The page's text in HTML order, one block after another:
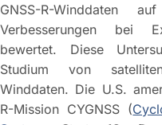
GNSS-R-Winddaten
Verbesserungen bei
bewertet. Diese
Studium von
Winddaten. Die U.S.
R-Mission CYGNSS (